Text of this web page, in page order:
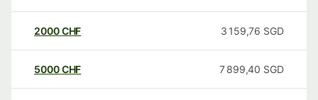
2000CHF 3 159,76 SGD
5000CHF 7 899,40 SGD